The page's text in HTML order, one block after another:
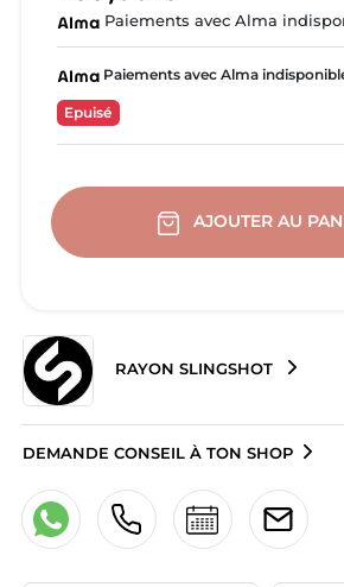
Paiements avec Alma
Paiements avec Alma
Epuisé
AJOUTER AU
RAYON SLINGSHOT
DEMANDE CONSEIL À TON SHOP